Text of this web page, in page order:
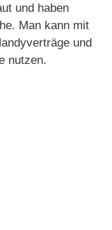
und haben
Man kann mit
und
nutzen.